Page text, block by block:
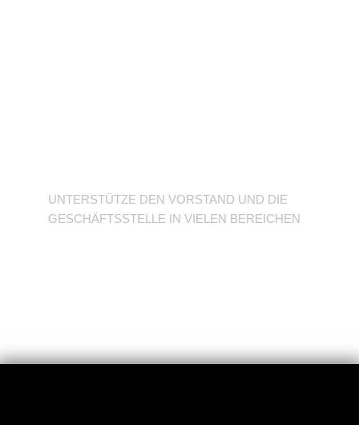
UNTERSTÜTZE DEN VORSTAND UND DIE
GESCHÄFTSSTELLE IN VIELEN BEREICHEN